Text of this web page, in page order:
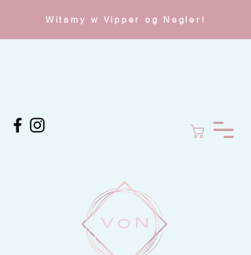
Witamy w Vipper og Negler!